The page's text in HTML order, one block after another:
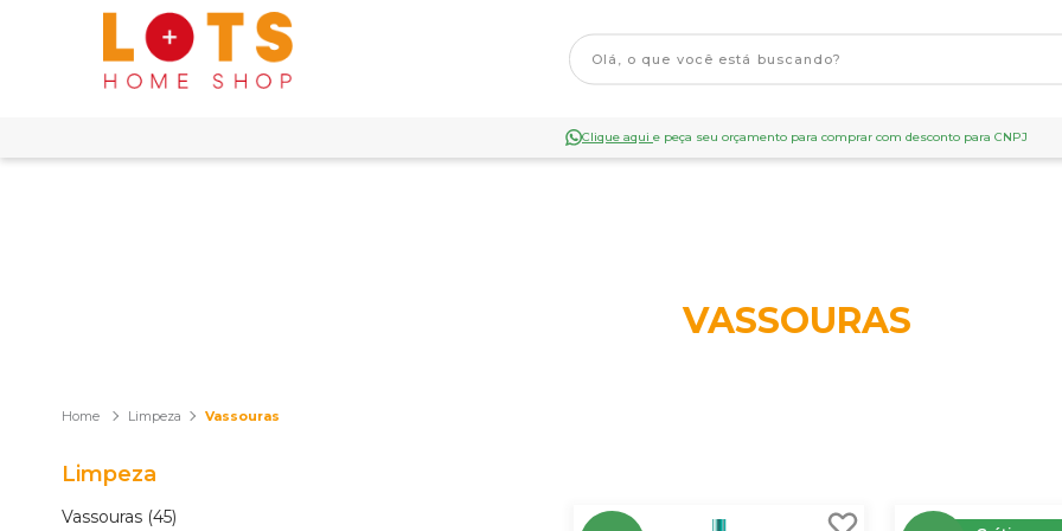
Clique aqui e peça seu orçamento para comprar com desconto para CNPJ
VASSOURAS
Limpeza Vassouras
Limpeza
Vassouras (45)